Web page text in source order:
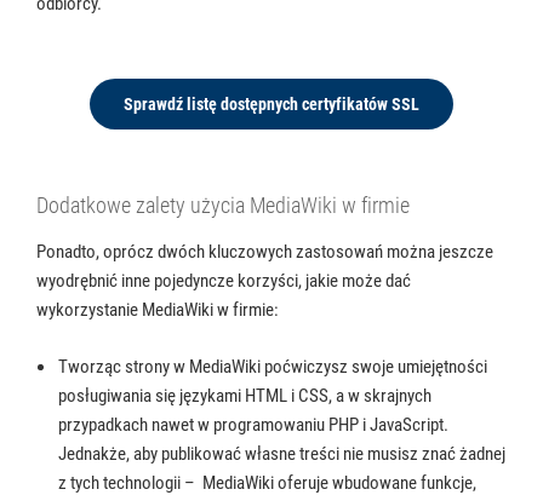
Sprawdź listę dostępnych certyfikatów SSL
Dodatkowe zalety użycia MediaWiki w firmie
Ponadto, oprócz dwóch kluczowych zastosowań można jeszcze
wyodrębnić inne pojedyncze korzyści, jakie może dać
wykorzystanie MediaWiki w firmie:
Tworząc strony w MediaWiki poćwiczysz swoje umiejętności
posługiwania się językami HTML i CSS, a w skrajnych
przypadkach nawet w programowaniu PHP i JavaScript.
Jednakże, aby publikować własne treści nie musisz znać żadnej
z tych technologii – MediaWiki oferuje wbudowane funkcje,